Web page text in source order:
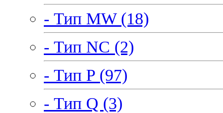
- Тип MW (18)
- Тип NC (2)
- Тип P (97)
- Тип Q (3)